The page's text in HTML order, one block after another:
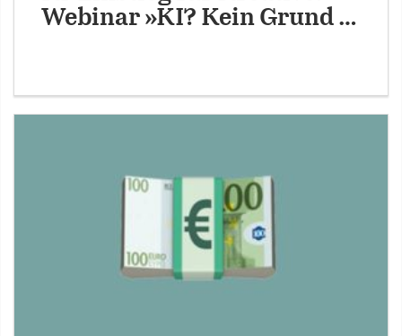
Webinar »KI? Kein Grund …